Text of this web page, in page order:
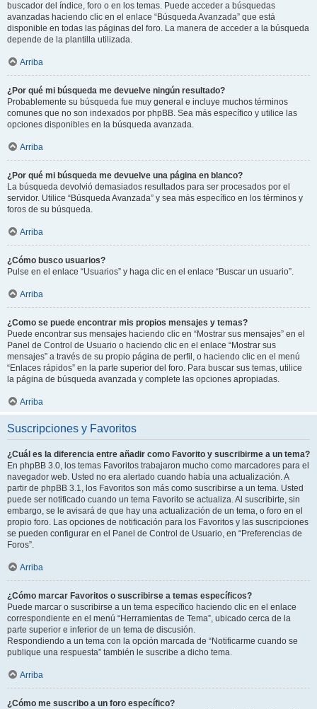
buscador del índice, foro o en los temas. Puede acceder a búsquedas
avanzadas haciendo clic en el enlace “Búsqueda Avanzada” que está
disponible en todas las páginas del foro. La manera de acceder a la búsqueda
depende de la plantilla utilizada.
Arriba
¿Por qué mi búsqueda me devuelve ningún resultado?
Probablemente su búsqueda fue muy general e incluye muchos términos
comunes que no son indexados por phpBB. Sea más específico y utilice las
opciones disponibles en la búsqueda avanzada.
Arriba
¿Por qué mi búsqueda me devuelve una página en blanco?
La búsqueda devolvió demasiados resultados para ser procesados por el
servidor. Utilice “Búsqueda Avanzada” y sea más específico en los términos y
foros de su búsqueda.
Arriba
¿Cómo busco usuarios?
Pulse en el enlace “Usuarios” y haga clic en el enlace “Buscar un usuario”.
Arriba
¿Como se puede encontrar mis propios mensajes y temas?
Puede encontrar sus mensajes haciendo clic en “Mostrar sus mensajes” en el
Panel de Control de Usuario o haciendo clic en el enlace “Mostrar sus
mensajes” a través de su propio página de perfil, o haciendo clic en el menú
“Enlaces rápidos” en la parte superior del foro. Para buscar sus temas, utilice
la página de búsqueda avanzada y complete las opciones apropiadas.
Arriba
Suscripciones y Favoritos
¿Cuál es la diferencia entre añadir como Favorito y suscribirme a un tema?
En phpBB 3.0, los temas Favoritos trabajaron mucho como marcadores para el
navegador web. Usted no era alertado cuando había una actualización. A
partir de phpBB 3.1, los Favoritos son más como suscribirse a un tema. Usted
puede ser notificado cuando un tema Favorito se actualiza. Al suscribirte, sin
embargo, se le avisará de que hay una actualización de un tema, o foro en el
propio foro. Las opciones de notificación para los Favoritos y las suscripciones
se pueden configurar en el Panel de Control de Usuario, en “Preferencias de
Foros”.
Arriba
¿Cómo marcar Favoritos o suscribirse a temas específicos?
Puede marcar o suscribirse a un tema específico haciendo clic en el enlace
correspondiente en el menú “Herramientas de Tema”, ubicado cerca de la
parte superior e inferior de un tema de discusión.
Respondiendo a un tema con la opción marcada de “Notificarme cuando se
publique una respuesta” también le suscribe a dicho tema.
Arriba
¿Cómo me suscribo a un foro específico?